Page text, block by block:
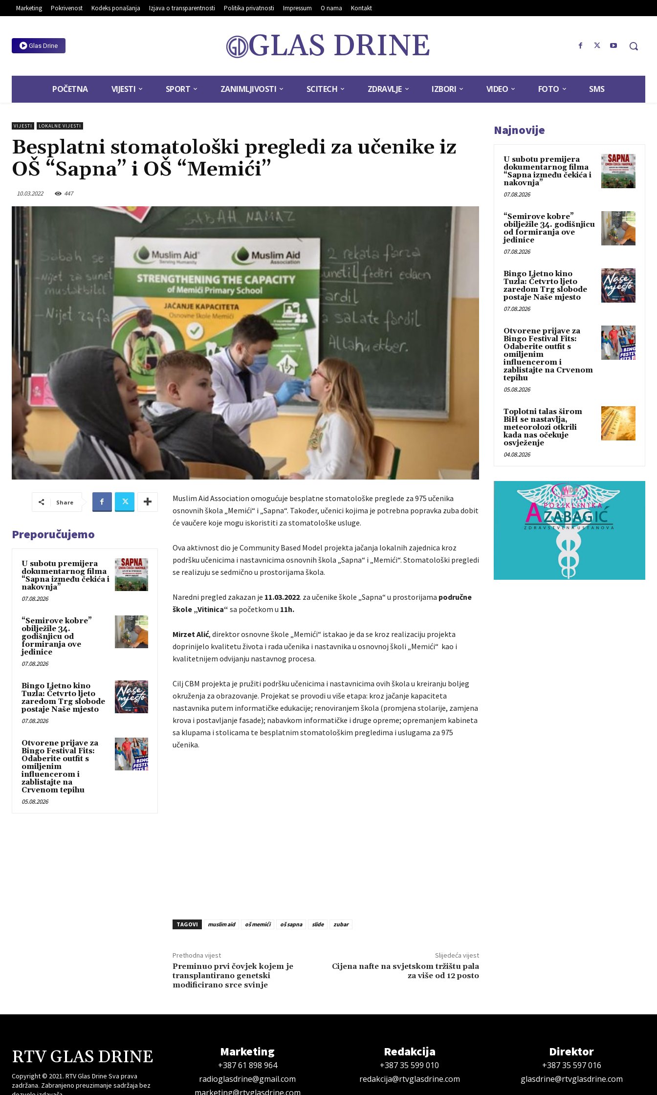
Marketing Pokrivenost Kodeks ponašanja Izjava o transparentnosti Politika privatnosti Impressum O nama Kontakt
Glas Drine GLAS DRINE
POČETNA VIJESTI SPORT ZANIMLJIVOSTI SCITECH ZDRAVLJE IZBORI VIDEO FOTO SMS
VIJESTI LOKALNE VIJESTI
Besplatni stomatološki pregledi za učenike iz
OŠ “Sapna” i OŠ “Memići”
10.03.2022 447
Share
Preporučujemo
U subotu premijera
dokumentarnog filma
“Sapna između čekića i
nakovnja”
07.08.2026
“Semirove kobre”
obilježile 34.
godišnjicu od
formiranja ove
jedinice
07.08.2026
Bingo Ljetno kino
Tuzla: Četvrto ljeto
zaredom Trg slobode
postaje Naše mjesto
07.08.2026
Otvorene prijave za
Bingo Festival Fits:
Odaberite outfit s
omiljenim
influencerom i
zablistajte na
Crvenom tepihu
05.08.2026
Muslim Aid Association omogućuje besplatne stomatološke preglede za 975 učenika
osnovnih škola „Memići“ i „Sapna“. Također, učenici kojima je potrebna popravka zuba dobit
će vaučere koje mogu iskoristiti za stomatološke usluge.
Ova aktivnost dio je Community Based Model projekta jačanja lokalnih zajednica kroz
podršku učenicima i nastavnicima osnovnih škola „Sapna“ i „Memići“. Stomatološki pregledi
se realizuju se sedmično u prostorijama škola.
Naredni pregled zakazan je 11.03.2022. za učenike škole „Sapna“ u prostorijama područne
škole „Vitinica“ sa početkom u 11h.
Mirzet Alić, direktor osnovne škole „Memići“ istakao je da se kroz realizaciju projekta
doprinijelo kvalitetu života i rada učenika i nastavnika u osnovnoj školi „Memići“ kao i
kvalitetnijem odvijanju nastavnog procesa.
Cilj CBM projekta je pružiti podršku učenicima i nastavnicima ovih škola u kreiranju boljeg
okruženja za obrazovanje. Projekat se provodi u više etapa: kroz jačanje kapaciteta
nastavnika putem informatičke edukacije; renoviranjem škola (promjena stolarije, zamjena
krova i postavljanje fasade); nabavkom informatičke i druge opreme; opremanjem kabineta
sa klupama i stolicama te besplatnim stomatološkim pregledima i uslugama za 975
učenika.
TAGOVI muslim aid oš memići oš sapna slide zubar
Prethodna vijest
Preminuo prvi čovjek kojem je
transplantirano genetski
modificirano srce svinje
Slijedeća vijest
Cijena nafte na svjetskom tržištu pala
za više od 12 posto
Najnovije
U subotu premijera
dokumentarnog filma
“Sapna između čekića i
nakovnja”
07.08.2026
“Semirove kobre”
obilježile 34. godišnjicu
od formiranja ove
jedinice
07.08.2026
Bingo Ljetno kino
Tuzla: Četvrto ljeto
zaredom Trg slobode
postaje Naše mjesto
07.08.2026
Otvorene prijave za
Bingo Festival Fits:
Odaberite outfit s
omiljenim
influencerom i
zablistajte na Crvenom
tepihu
05.08.2026
Toplotni talas širom
BiH se nastavlja,
meteorolozi otkrili
kada nas očekuje
osvježenje
04.08.2026
RTV GLAS DRINE
Copyright © 2021. RTV Glas Drine Sva prava
zadržana. Zabranjeno preuzimanje sadržaja bez
Marketing
+387 61 898 964
radioglasdrine@gmail.com
marketing@rtvglasdrine.com
Redakcija
+387 35 599 010
redakcija@rtvglasdrine.com
Direktor
+387 35 597 016
glasdrine@rtvglasdrine.com